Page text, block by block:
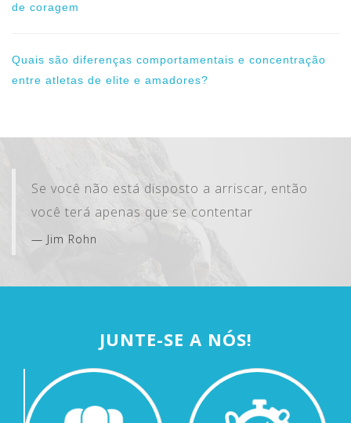
de coragem
Quais são diferenças comportamentais e concentração
entre atletas de elite e amadores?
Se você não está disposto a arriscar, então
você terá apenas que se contentar
Jim Rohn
JUNTE-SE A NÓS!